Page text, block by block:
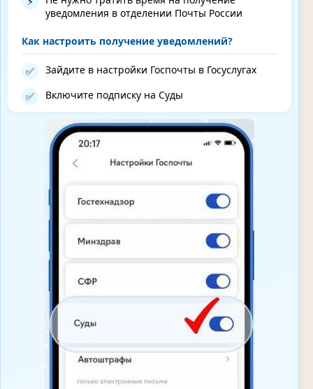
уведомления в отделении Почты России
Как настроить получение уведомлений?
✅ Зайдите в настройки Госпочты в Госуслугах
✅ Включите подписку на Суды